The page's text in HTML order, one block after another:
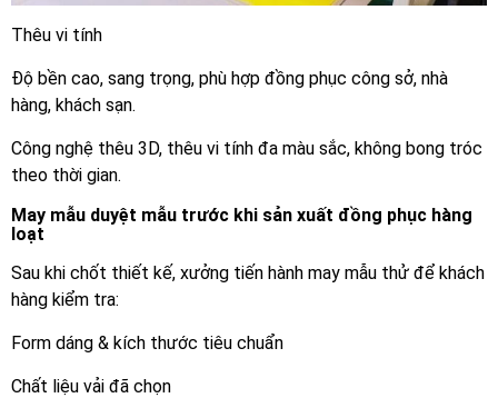
Thêu vi tính
Độ bền cao, sang trọng, phù hợp đồng phục công sở, nhà
hàng, khách sạn.
Công nghệ thêu 3D, thêu vi tính đa màu sắc, không bong tróc
theo thời gian.
May mẫu duyệt mẫu trước khi sản xuất đồng phục hàng
loạt
Sau khi chốt thiết kế, xưởng tiến hành may mẫu thử để khách
hàng kiểm tra:
Form dáng & kích thước tiêu chuẩn
Chất liệu vải đã chọn